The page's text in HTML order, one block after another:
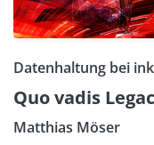
Datenhaltung bei
Quo vadis
Matthias Möser